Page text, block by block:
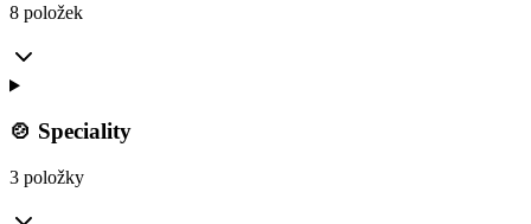
8 položek
🍲 Speciality
3 položky